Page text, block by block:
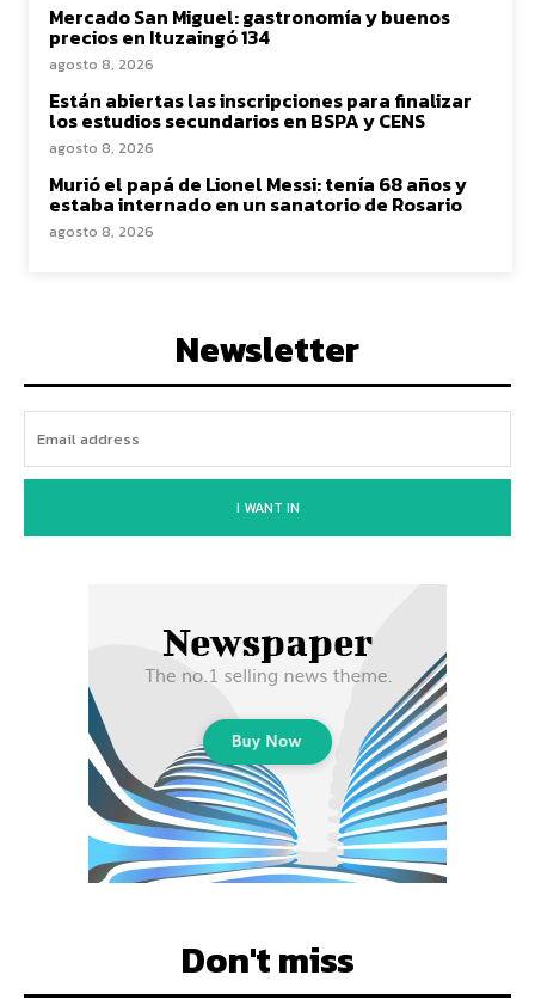
Mercado San Miguel: gastronomía y buenos
precios en Ituzaingó 134
agosto 8, 2026
Están abiertas las inscripciones para finalizar
los estudios secundarios en BSPA y CENS
agosto 8, 2026
Murió el papá de Lionel Messi: tenía 68 años y
estaba internado en un sanatorio de Rosario
agosto 8, 2026
Newsletter
I WANT IN
Don't miss